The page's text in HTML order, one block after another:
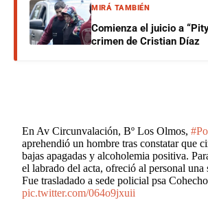
MIRÁ TAMBIÉN
Comienza el juicio a
crimen de Cristian Díaz
En Av Circunvalación, Bº Los Olmos,
aprehendió un hombre tras constatar que
bajas apagadas y alcoholemia positiva.
el labrado del acta, ofreció al personal una
Fue trasladado a sede policial psa
pic.twitter.com/064o9jxuii